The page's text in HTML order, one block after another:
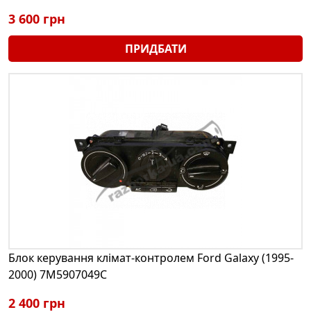
3 600 грн
ПРИДБАТИ
Блок керування клімат-контролем Ford Galaxy (1995-
2000) 7M5907049C
2 400 грн